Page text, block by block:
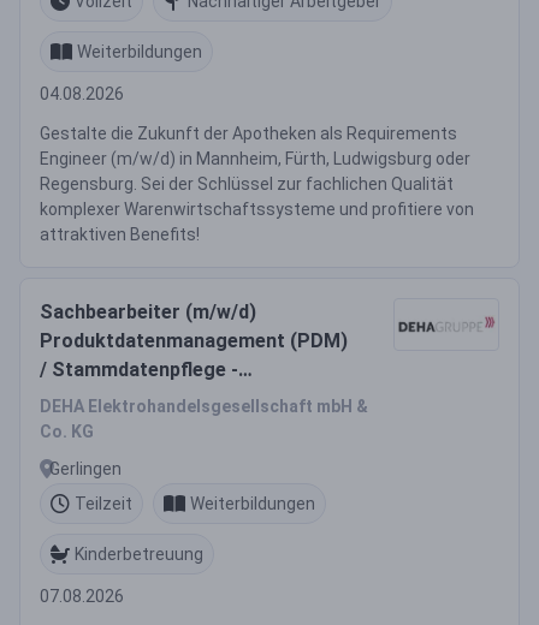
Weiterbildungen
04.08.2026
Gestalte die Zukunft der Apotheken als Requirements
Engineer (m/w/d) in Mannheim, Fürth, Ludwigsburg oder
Regensburg. Sei der Schlüssel zur fachlichen Qualität
komplexer Warenwirtschaftssysteme und profitiere von
attraktiven Benefits!
Sachbearbeiter (m/w/d)
Produktdatenmanagement (PDM)
/ Stammdatenpflege -
Elektrogroßhandel
DEHA Elektrohandelsgesellschaft mbH &
Co. KG
Gerlingen
Teilzeit
Weiterbildungen
Kinderbetreuung
07.08.2026